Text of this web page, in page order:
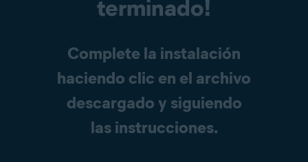
terminado!
Complete la instalación
haciendo clic en el archivo
descargado y siguiendo
las instrucciones.